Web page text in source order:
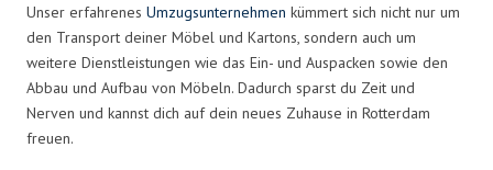
Unser erfahrenes Umzugsunternehmen kümmert sich nicht nur um
den Transport deiner Möbel und Kartons, sondern auch um
weitere Dienstleistungen wie das Ein- und Auspacken sowie den
Abbau und Aufbau von Möbeln. Dadurch sparst du Zeit und
Nerven und kannst dich auf dein neues Zuhause in Rotterdam
freuen.